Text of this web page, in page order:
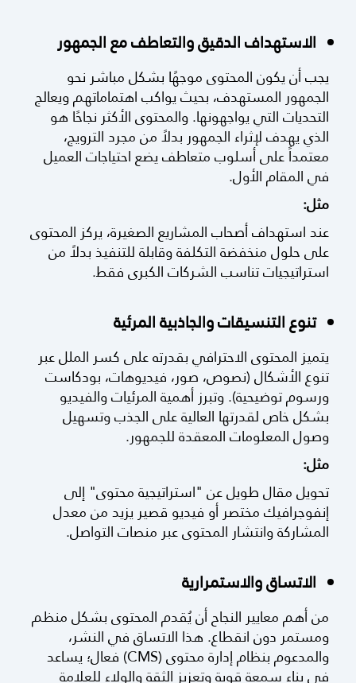
الاستهداف الدقيق والتعاطف مع الجمهور
يجب أن يكون المحتوى موجهًا بشكل مباشر نحو
الجمهور المستهدف، بحيث يواكب اهتماماتهم ويعالج
التحديات التي يواجهونها. والمحتوى الأكثر نجاحًا هو
الذي يهدف لإثراء الجمهور بدلاً من مجرد الترويج،
معتمداً على أسلوب متعاطف يضع احتياجات العميل
في المقام الأول.
مثل:
عند استهداف أصحاب المشاريع الصغيرة، يركز المحتوى
على حلول منخفضة التكلفة وقابلة للتنفيذ بدلاً من
استراتيجيات تناسب الشركات الكبرى فقط.
تنوع التنسيقات والجاذبية المرئية
يتميز المحتوى الاحترافي بقدرته على كسر الملل عبر
تنوع الأشكال (نصوص، صور، فيديوهات، بودكاست
ورسوم توضيحية). وتبرز أهمية المرئيات والفيديو
بشكل خاص لقدرتها العالية على الجذب وتسهيل
وصول المعلومات المعقدة للجمهور.
مثل:
تحويل مقال طويل عن "استراتيجية محتوى" إلى
إنفوجرافيك مختصر أو فيديو قصير يزيد من معدل
المشاركة وانتشار المحتوى عبر منصات التواصل.
الاتساق والاستمرارية
من أهم معايير النجاح أن يُقدم المحتوى بشكل منظم
ومستمر دون انقطاع. هذا الاتساق في النشر،
والمدعوم بنظام إدارة محتوى (CMS) فعال؛ يساعد
في بناء سمعة قوية وتعزيز الثقة والولاء للعلامة